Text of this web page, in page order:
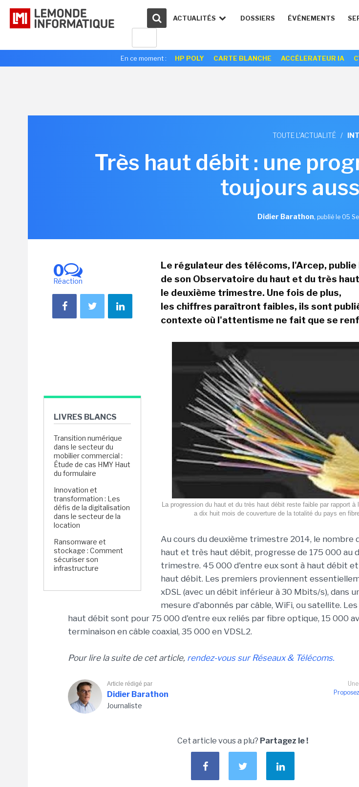
ACTUALITÉS DOSSIERS ÉVÉNEMENTS
En ce moment : HP POLY CARTE BLANCHE ACCÉLERATEUR IA
TOUTE L'ACTUALITÉ /
Très haut débit : une
toujours
Didier Barathon, publié le 05
0
Réaction
LIVRES BLANCS
Transition numérique
dans le secteur du
mobilier commercial :
Étude de cas HMY Haut
du formulaire
Innovation et
transformation : Les
défis de la digitalisation
dans le secteur de la
location
Ransomware et
stockage : Comment
sécuriser son
infrastructure
Le régulateur des télécoms, l'Arcep,
de son Observatoire du haut et du très
le deuxième trimestre. Une fois de plus,
les chiffres paraîtront faibles, ils sont
contexte où l'attentisme ne fait que se
La progression du haut et du très haut débit reste faible par rapport à
a dix huit mois de couverture de la totalité du pays en
Au cours du deuxième trimestre 2014, le nombre
haut et très haut débit, progresse de 175 000 au
trimestre. 45 000 d'entre eux sont à haut débit
haut débit. Les premiers proviennent
xDSL (avec un débit inférieur à 30 Mbits/s), dans
mesure d'abonnés par câble, WiFi, ou satellite.
haut débit sont pour 75 000 d'entre eux reliés par fibre optique, 15 000
terminaison en câble coaxial, 35 000 en VDSL2.
Pour lire la suite de cet article, rendez-vous sur Réseaux & Télécoms.
Article rédigé par
Didier Barathon
Journaliste
Cet article vous a plu? Partagez le !